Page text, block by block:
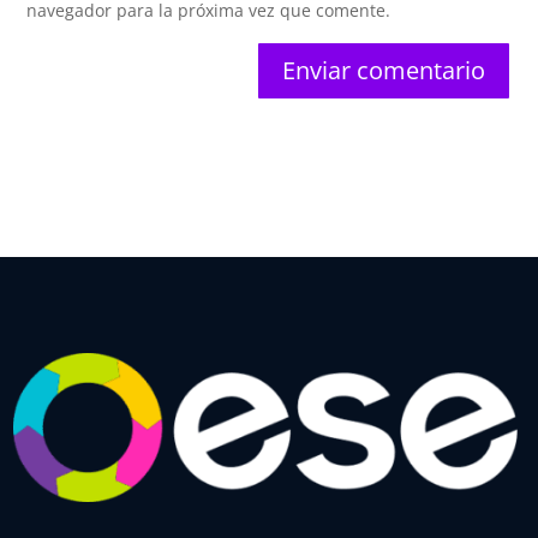
navegador para la próxima vez que comente.
Enviar comentario